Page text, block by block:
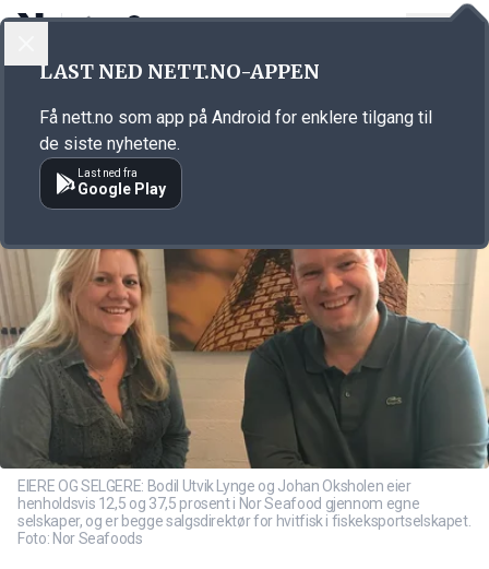
Annonsørinnhold
EIERE OG SELGERE: Bodil Utvik Lynge og Johan Oksholen eier
henholdsvis 12,5 og 37,5 prosent i Nor Seafood gjennom egne
selskaper, og er begge salgsdirektør for hvitfisk i fiskeksportselskapet.
Foto: Nor Seafoods
LAST NED NETT.NO-APPEN
Få nett.no som app på Android for enklere tilgang til
de siste nyhetene.
Last ned fra
Google Play